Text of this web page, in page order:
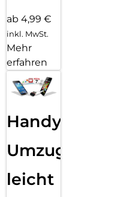
ab 4,99 €
inkl. MwSt.
Mehr
erfahren
Handy
Umzug
leicht